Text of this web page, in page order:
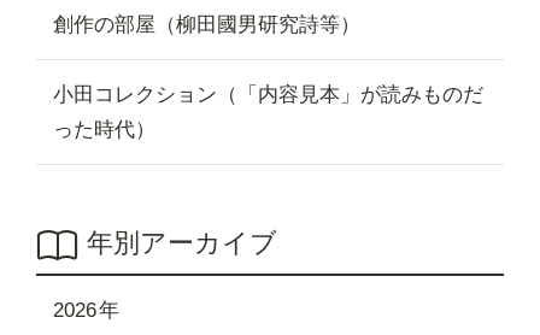
創作の部屋（柳田國男研究詩等）
小田コレクション（「内容見本」が読みものだ
った時代）
年別アーカイブ
2026